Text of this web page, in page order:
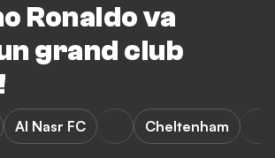
Ronaldo va
grand club
Al Nasr FC Cheltenham